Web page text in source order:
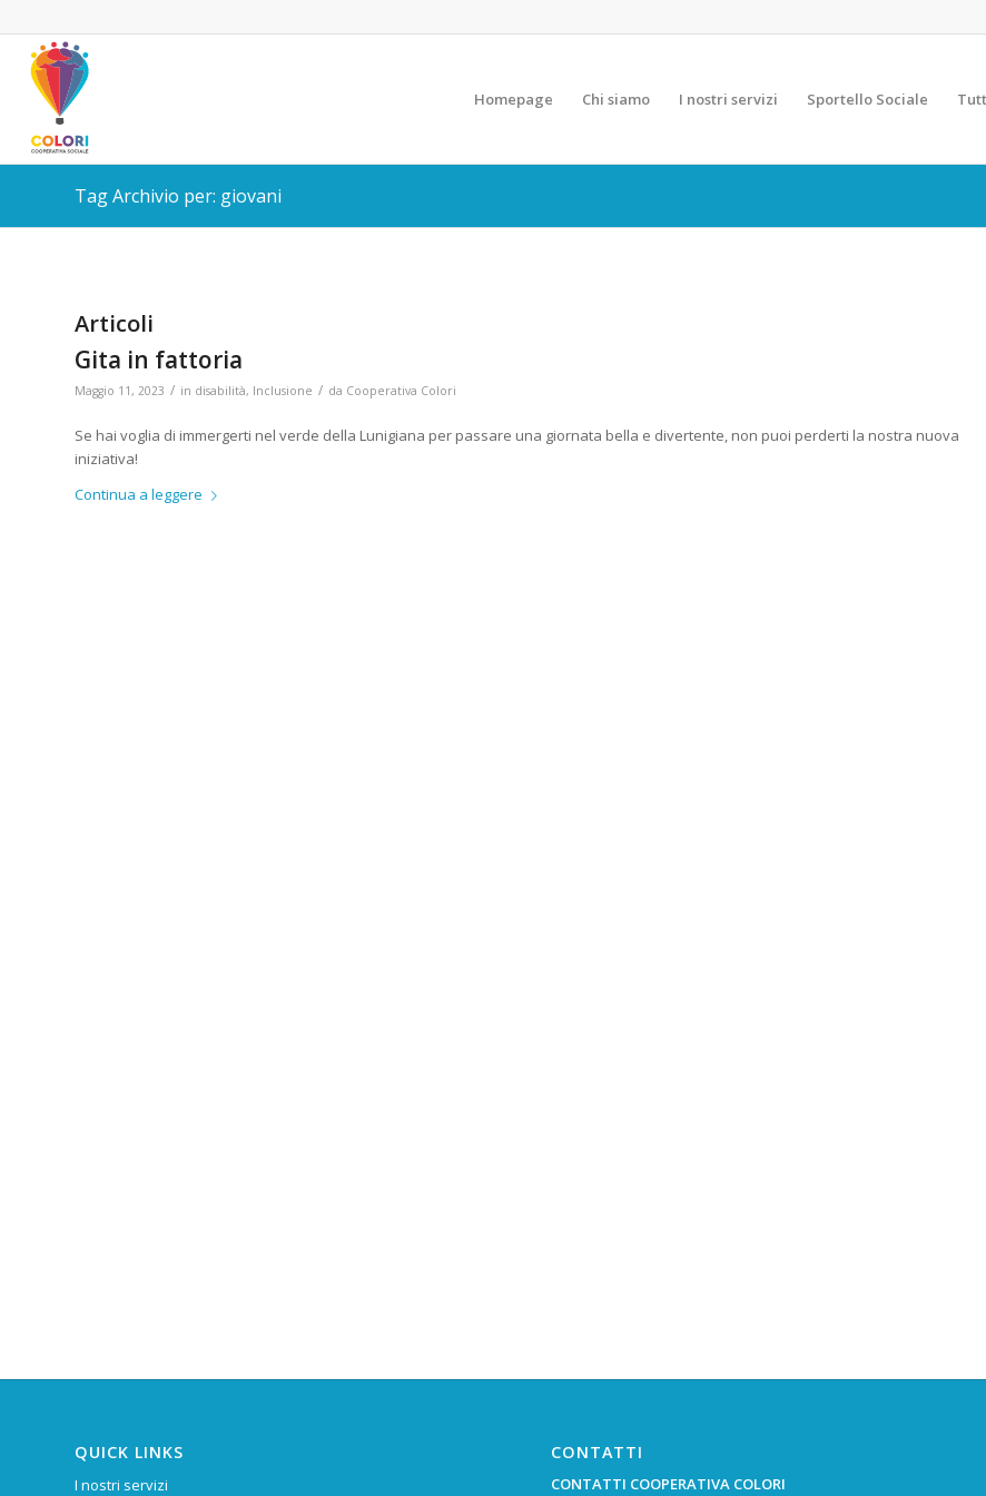
Homepage Chi siamo I nostri servizi Sportello Sociale
Tag Archivio per: giovani
Articoli
Gita in fattoria
Maggio 11, 2023 / in disabilità, Inclusione / da Cooperativa Colori
Se hai voglia di immergerti nel verde della Lunigiana per passare una giornata bella e divertente, non puoi perderti la nostra nuova
iniziativa!
Continua a leggere
QUICK LINKS
I nostri servizi
CONTATTI
CONTATTI COOPERATIVA COLORI